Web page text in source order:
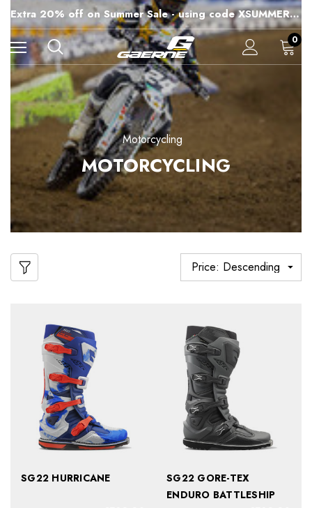
Extra 20% off on Summer Sale - using code XSUMMER2026
Free Shipping on all orders over 99€
15% off Sitewide - using code XSUMMER2026
0
Motorcycling
MOTORCYCLING
SG22 HURRICANE
SG22 GORE-TEX
ENDURO BATTLESHIP